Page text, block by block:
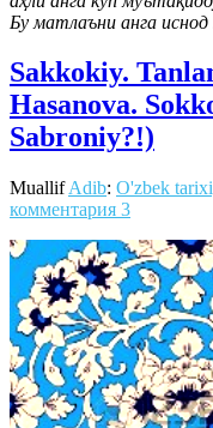
Бу матлаъни анга иснод
Sakkokiy.
Hasanova.
Sabroniy?!)
MuallifAdib: O'zbek
комментария 3